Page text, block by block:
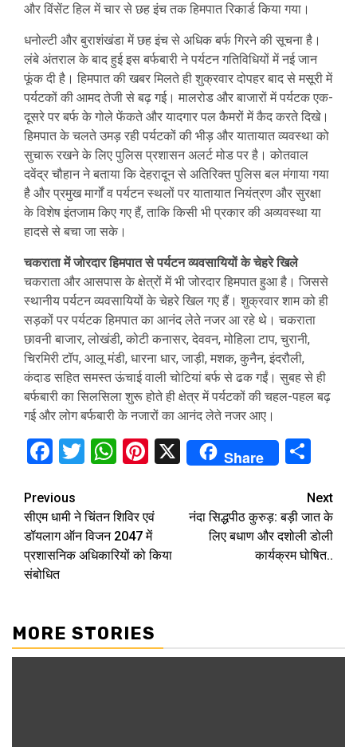
और विंसेंट हिल में चार से छह इंच तक हिमपात रिकार्ड किया गया।
धनोल्टी और बुराशंखंडा में छह इंच से अधिक बर्फ गिरने की सूचना है।
लंबे अंतराल के बाद हुई इस बर्फबारी ने पर्यटन गतिविधियों में नई जान
फूंक दी है। हिमपात की खबर मिलते ही शुक्रवार दोपहर बाद से मसूरी में
पर्यटकों की आमद तेजी से बढ़ गई। मालरोड और बाजारों में पर्यटक एक-
दूसरे पर बर्फ के गोले फेंकते और यादगार पल कैमरों में कैद करते दिखे।
हिमपात के चलते उमड़ रही पर्यटकों की भीड़ और यातायात व्यवस्था को
सुचारू रखने के लिए पुलिस प्रशासन अलर्ट मोड पर है। कोतवाल
दवेंद्र चौहान ने बताया कि देहरादून से अतिरिक्त पुलिस बल मंगाया गया
है और प्रमुख मार्गों व पर्यटन स्थलों पर यातायात नियंत्रण और सुरक्षा
के विशेष इंतजाम किए गए हैं, ताकि किसी भी प्रकार की अव्यवस्था या
हादसे से बचा जा सके।
चकराता में जोरदार हिमपात से पर्यटन व्यवसायियों के चेहरे खिले
चकराता और आसपास के क्षेत्रों में भी जोरदार हिमपात हुआ है। जिससे
स्थानीय पर्यटन व्यवसायियों के चेहरे खिल गए हैं। शुक्रवार शाम को ही
सड़कों पर पर्यटक हिमपात का आनंद लेते नजर आ रहे थे। चकराता
छावनी बाजार, लोखंडी, कोटी कनासर, देववन, मोहिला टाप, चुरानी,
चिरमिरी टॉप, आलू मंडी, धारना धार, जाड़ी, मशक, कुनैन, इंदरौली,
कंदाड सहित समस्त ऊंचाई वाली चोटियां बर्फ से ढक गईं। सुबह से ही
बर्फबारी का सिलसिला शुरू होते ही क्षेत्र में पर्यटकों की चहल-पहल बढ़
गई और लोग बर्फबारी के नजारों का आनंद लेते नजर आए।
Facebook
Twitter
WhatsApp
Pinterest
X Share
Continue
Reading
Previous
सीएम धामी ने चिंतन शिविर एवं
डॉयलाग ऑन विजन 2047 में
प्रशासनिक अधिकारियों को किया
संबोधित
Next
नंदा सिद्धपीठ कुरुड़: बड़ी जात के
लिए बधाण और दशोली डोली
कार्यक्रम घोषित..
MORE STORIES